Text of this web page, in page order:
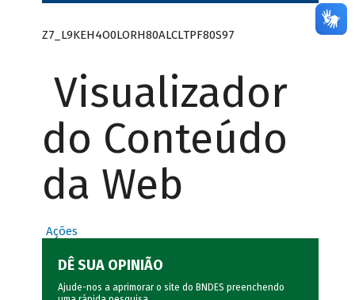
Z7_L9KEH4O0LORH80ALCLTPF80S97
Visualizador
do Conteúdo
da Web
Ações
DÊ SUA OPINIÃO
Ajude-nos a aprimorar o site do BNDES preenchendo